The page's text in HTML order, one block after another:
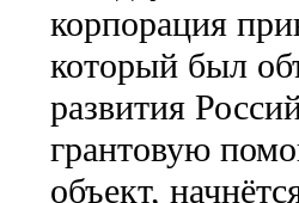
корпорация
который был
развития
грантовую
объект,